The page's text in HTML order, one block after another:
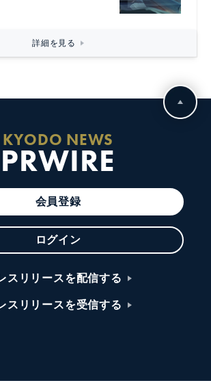
詳細を見る
KYODO NEWS
PRWIRE
会員登録
ログイン
スリリースを配信する
スリリースを受信する